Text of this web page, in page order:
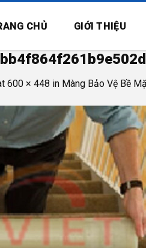
CHỦ GIỚI THIỆU
600 × 448 in Màng Bảo Vệ Bề